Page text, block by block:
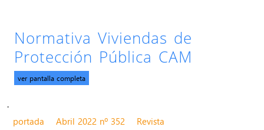
Normativa Viviendas de
Protección Pública CAM
ver pantalla completa
.
portada
Abril 2022 nº 352 Revista